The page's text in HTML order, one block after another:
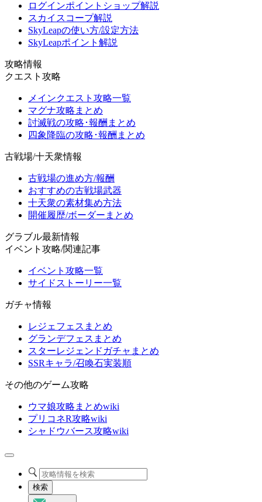
ログインポイントショップ解説
スカイスコープ解説
SkyLeapの使い方/設定方法
SkyLeapポイント解説
攻略情報
クエスト攻略
メインクエスト攻略一覧
マグナ攻略まとめ
討滅戦の攻略･報酬まとめ
四象降臨の攻略･報酬まとめ
古戦場/十天衆情報
古戦場の進め方/報酬
おすすめの古戦場武器
十天衆の素材集め方法
開催履歴/ボーダーまとめ
グラブル最新情報
イベント攻略/関連記事
イベント攻略一覧
サイドストーリー一覧
ガチャ情報
レジェフェスまとめ
グランデフェスまとめ
スターレジェンドガチャまとめ
SSRキャラ/召喚石実装順
その他のゲーム攻略
ウマ娘攻略まとめwiki
プリコネR攻略wiki
シャドウバース攻略wiki
検索